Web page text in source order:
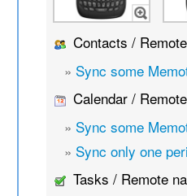
Contacts /
» Sync some
Calendar /
» Sync some
» Sync only one
Tasks / Remote